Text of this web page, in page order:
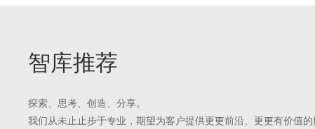
智库推荐
探索、思考、创造、分享。
我们从未⽌止步于专业，期望为客户提供更更前沿、更更有价值的